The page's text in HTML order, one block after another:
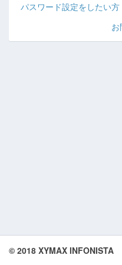
パスワード設定をしたい
© 2018 XYMAX INFONISTA